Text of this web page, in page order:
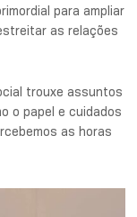
para ampliar
as relações
trouxe assuntos
o papel e cuidados
as horas